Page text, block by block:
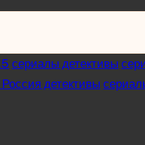
сериалы детективы
детективы